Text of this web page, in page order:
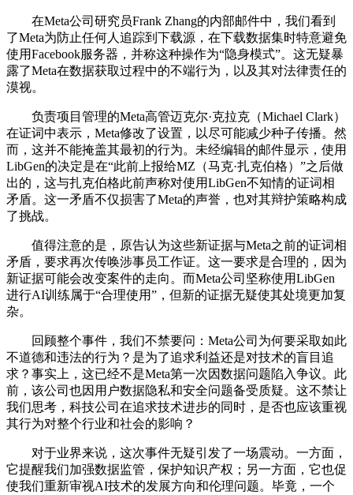
在Meta公司研究员Frank Zhang的内部邮件中，我们看到
了Meta为防止任何人追踪到下载源，在下载数据集时特意避免
使用Facebook服务器，并称这种操作为“隐身模式”。这无疑暴
露了Meta在数据获取过程中的不端行为，以及其对法律责任的
漠视。
负责项目管理的Meta高管迈克尔·克拉克（Michael Clark）
在证词中表示，Meta修改了设置，以尽可能减少种子传播。然
而，这并不能掩盖其最初的行为。未经编辑的邮件显示，使用
LibGen的决定是在“此前上报给MZ（马克·扎克伯格）”之后做
出的，这与扎克伯格此前声称对使用LibGen不知情的证词相
矛盾。这一矛盾不仅损害了Meta的声誉，也对其辩护策略构成
了挑战。
值得注意的是，原告认为这些新证据与Meta之前的证词相
矛盾，要求再次传唤涉事员工作证。这一要求是合理的，因为
新证据可能会改变案件的走向。而Meta公司坚称使用LibGen
进行AI训练属于“合理使用”，但新的证据无疑使其处境更加复
杂。
回顾整个事件，我们不禁要问：Meta公司为何要采取如此
不道德和违法的行为？是为了追求利益还是对技术的盲目追
求？事实上，这已经不是Meta第一次因数据问题陷入争议。此
前，该公司也因用户数据隐私和安全问题备受质疑。这不禁让
我们思考，科技公司在追求技术进步的同时，是否也应该重视
其行为对整个行业和社会的影响？
对于业界来说，这次事件无疑引发了一场震动。一方面，
它提醒我们加强数据监管，保护知识产权；另一方面，它也促
使我们重新审视AI技术的发展方向和伦理问题。毕竟，一个